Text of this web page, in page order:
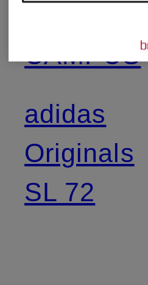
CAMPUS
adidas
Originals
SL 72